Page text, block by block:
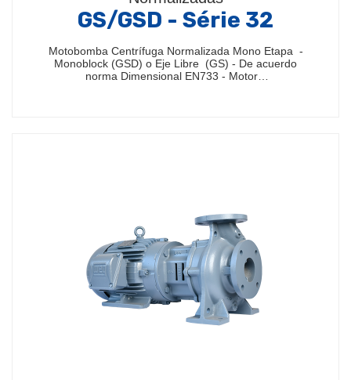
GS/GSD - Série 32
Motobomba Centrífuga Normalizada Mono Etapa -
Monoblock (GSD) o Eje Libre (GS) - De acuerdo
norma Dimensional EN733 - Motor…